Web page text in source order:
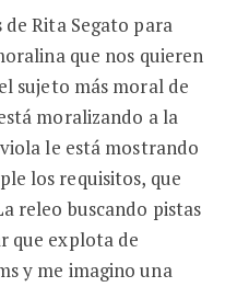
Rita Segato para
que nos quieren
sujeto más moral de
moralizando a la
le está mostrando
los requisitos, que
releo buscando pistas
que explota de
y me imagino una